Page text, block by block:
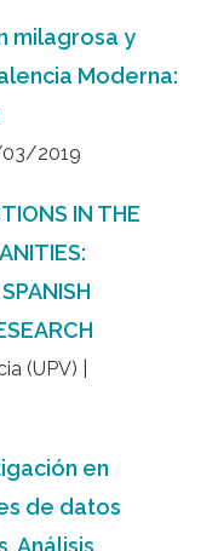
milagrosa y
Moderna:
03/2019
IN THE
(UPV) |
en
de datos
Análisis